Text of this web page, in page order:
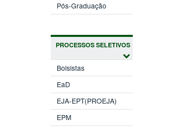
Pós-Graduação
PROCESSOS SELETIVOS
Bolsistas
EaD
EJA-EPT(PROEJA)
EPM